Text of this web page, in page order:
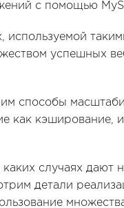
с помощью
используемой
успешных
способы
как кэширование,
случаях дают
детали